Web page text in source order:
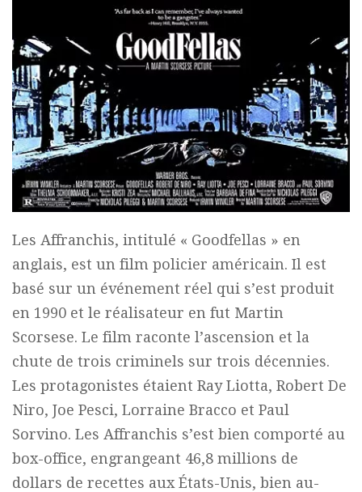
Les Affranchis, intitulé « Goodfellas » en
anglais, est un film policier américain. Il est
basé sur un événement réel qui s’est produit
en 1990 et le réalisateur en fut Martin
Scorsese. Le film raconte l’ascension et la
chute de trois criminels sur trois décennies.
Les protagonistes étaient Ray Liotta, Robert De
Niro, Joe Pesci, Lorraine Bracco et Paul
Sorvino. Les Affranchis s’est bien comporté au
box-office, engrangeant 46,8 millions de
dollars de recettes aux États-Unis, bien au-